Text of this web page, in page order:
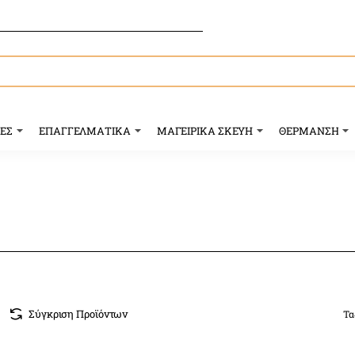
ΕΠΑΓΓΕΛΜΑΤΙΚΑ ΜΑΓΕΙΡΙΚΑ ΣΚΕΥΗ ΘΕΡΜΑΝΣΗ
Σύγκριση Προϊόντων